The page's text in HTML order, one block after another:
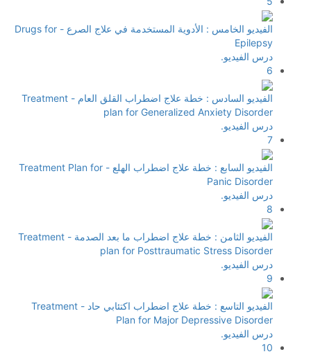
الفيديو الخامس : الأدوية المستخدمة في علاج الصرع - Drugs for
Epilepsy
درس الفيديو.
6
الفيديو السادس : خطة علاج اضطراب القلق العام - Treatment
plan for Generalized Anxiety Disorder
درس الفيديو.
7
الفيديو السابع : خطة علاج اضطراب الهلع - Treatment Plan for
Panic Disorder
درس الفيديو.
8
الفيديو الثامن : خطة علاج اضطراب ما بعد الصدمة - Treatment
plan for Posttraumatic Stress Disorder
درس الفيديو.
9
الفيديو التاسع : خطة علاج اضطراب اكتئابي حاد - Treatment
Plan for Major Depressive Disorder
درس الفيديو.
10